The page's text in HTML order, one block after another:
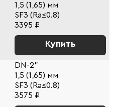
1,5 (1,65) мм
SF3 (Ra≤0.8)
3395 ₽
Купить
DN-2"
1,5 (1,65) мм
SF3 (Ra≤0.8)
3575 ₽